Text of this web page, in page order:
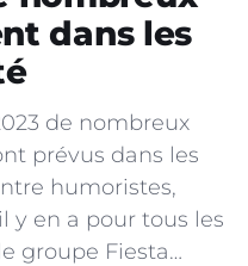
dans les
de nombreux
prévus dans les
humoristes,
y en a pour tous les
groupe Fiesta…